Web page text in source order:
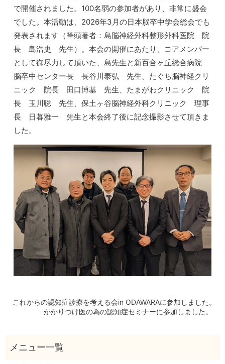
で開催されました。100名弱の参加者があり、非常に盛会
でした。本活動は、2026年3月の日本脳卒中学会総会でも
発表されます（筆頭著者：島脳神経外科整形外科医院 院
長 島浩史 先生）。本会の開催にあたり、コアメンバー
として御尽力して頂いた、島先生と新百合ヶ丘総合病院
脳卒中センター長 長谷川泰弘 先生、たぐち脳神経クリ
ニック 院長 田口博基 先生、たまがわクリニック 院
長 玉川聡 先生、保土ヶ谷脳神経外科クリニック 理事
長 日暮雅一 先生と本会終了後に記念撮影させて頂きま
した。
これからの認知症診療を考える会in ODAWARAに参加しました。
かかりつけ医の為の認知症セミナーに参加しました。